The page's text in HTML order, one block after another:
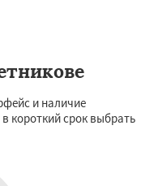
и наличие
короткий срок выбрать